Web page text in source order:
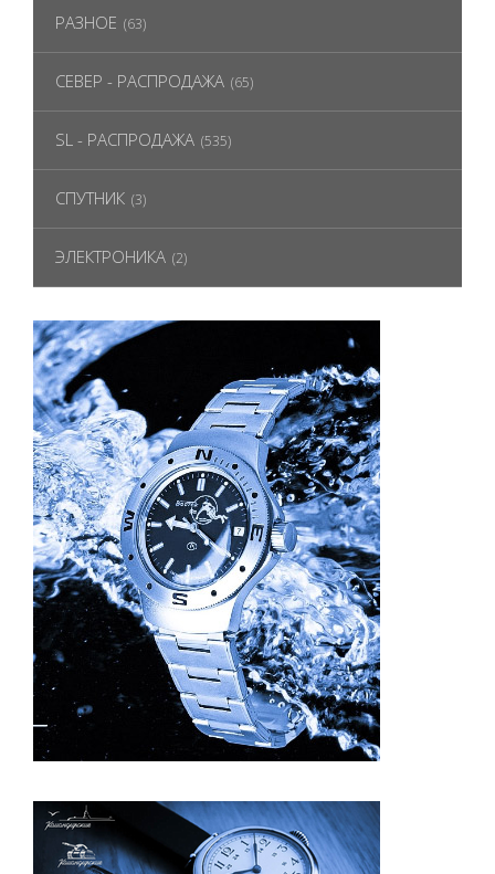
РАЗНОЕ (63)
СЕВЕР - РАСПРОДАЖА (65)
SL - РАСПРОДАЖА (535)
СПУТНИК (3)
ЭЛЕКТРОНИКА (2)